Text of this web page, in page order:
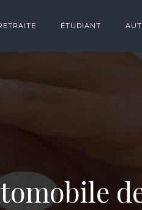
ÉTUDIANT